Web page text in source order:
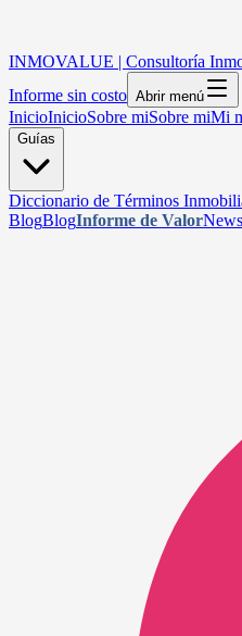
INMOVALUE | Consultoría
Informe sin costo Abrir menú
InicioInicioSobre miSobre miMi
Guías
Diccionario de Términos
BlogBlogInforme de Valor